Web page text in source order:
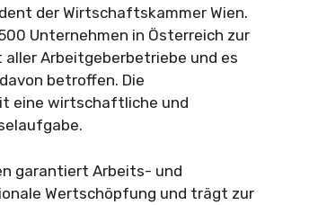
der Wirtschaftskammer Wien.
Unternehmen in Österreich zur
aller Arbeitgeberbetriebe und es
betroffen. Die
eine wirtschaftliche und
garantiert Arbeits- und
Wertschöpfung und trägt zur